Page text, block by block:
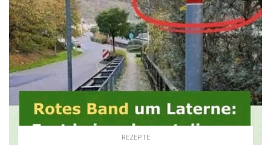
REZEPTE